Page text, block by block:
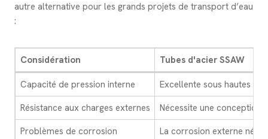
autre alternative pour les grands projets de transport d’eau
:
Considération Tubes d'acier SSAW
Capacité de pression interne
Excellente sous hautes
Résistance aux charges externes
Nécessite une conception
Problèmes de corrosion
La corrosion externe